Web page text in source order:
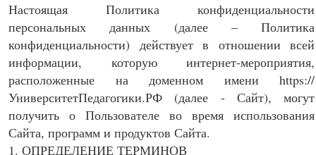
Настоящая Политика конфиденциальности
персональных данных (далее – Политика
конфиденциальности) действует в отношении всей
информации, которую интернет-мероприятия,
расположенные на доменном имени https://
УниверситетПедагогики.РФ (далее - Сайт), могут
получить о Пользователе во время использования
Сайта, программ и продуктов Сайта.
1. ОПРЕДЕЛЕНИЕ ТЕРМИНОВ